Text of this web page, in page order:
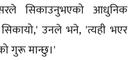
सिकाउनुभएको आधुनिक
उनले भने, 'त्यही भएर
गुरू मान्छु।'